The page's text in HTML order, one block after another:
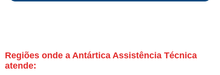
Regiões onde a Antártica Assistência Técnica
atende: